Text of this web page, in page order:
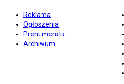
Reklama
Ogłoszenia
Prenumerata
Archiwum